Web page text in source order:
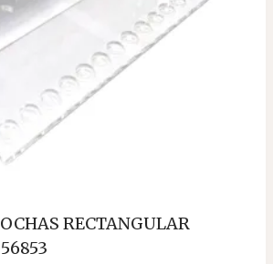
RECTANGULAR